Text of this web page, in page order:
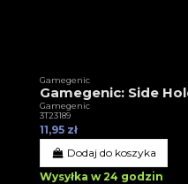
Gamegenic
Gamegenic: Side
Gamegenic
3T23189
11,95 zł
Dodaj do koszyka
Wysyłka w 24 godzin